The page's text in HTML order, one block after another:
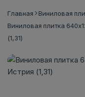
Главная
Виниловая
Виниловая плитка
(1,31)